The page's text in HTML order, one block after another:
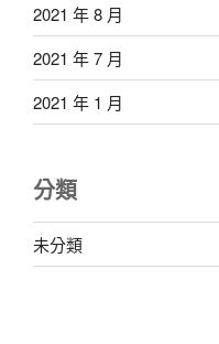
2021 年 8 月
2021 年 7 月
2021 年 1 月
分類
未分類